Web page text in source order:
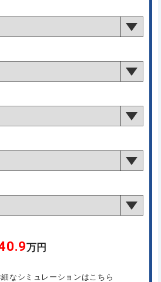
万円
なシミュレーションはこちら